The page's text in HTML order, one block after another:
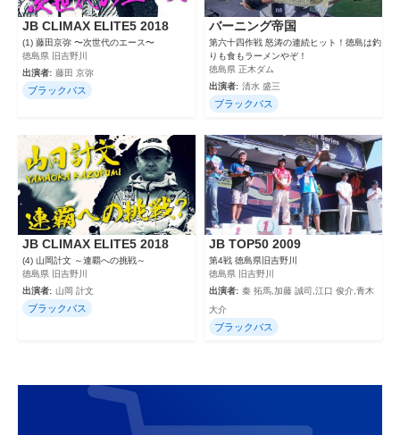
JB CLIMAX ELITE5 2018
(1) 藤田京弥 〜次世代のエース〜
徳島県 旧吉野川
出演者: 藤田 京弥
ブラックバス
バーニング帝国
第六十四作戦 怒涛の連続ヒット！徳島は釣
りも食もラーメンやぞ！
徳島県 正木ダム
出演者: 清水 盛三
ブラックバス
JB CLIMAX ELITE5 2018
(4) 山岡計文 ～連覇への挑戦～
徳島県 旧吉野川
出演者: 山岡 計文
ブラックバス
JB TOP50 2009
第4戦 徳島県旧吉野川
徳島県 旧吉野川
出演者: 秦 拓馬,加藤 誠司,江口 俊介,青木
大介
ブラックバス